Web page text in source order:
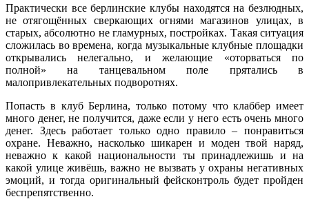
Практически все берлинские клубы находятся на безлюдных,
не отягощённых сверкающих огнями магазинов улицах, в
старых, абсолютно не гламурных, постройках. Такая ситуация
сложилась во времена, когда музыкальные клубные площадки
открывались нелегально, и желающие «оторваться по
полной» на танцевальном поле прятались в
малопривлекательных подворотнях.
Попасть в клуб Берлина, только потому что клаббер имеет
много денег, не получится, даже если у него есть очень много
денег. Здесь работает только одно правило – понравиться
охране. Неважно, насколько шикарен и моден твой наряд,
неважно к какой национальности ты принадлежишь и на
какой улице живёшь, важно не вызвать у охраны негативных
эмоций, и тогда оригинальный фейсконтроль будет пройден
беспрепятственно.